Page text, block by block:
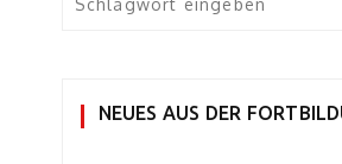
NEUES AUS DER